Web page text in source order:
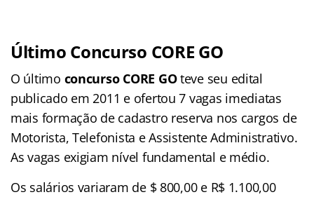
Último Concurso CORE GO
O último concurso CORE GOteve seu edital
publicado em 2011 e ofertou 7 vagas imediatas
mais formação de cadastro reserva nos cargos de
Motorista, Telefonista e Assistente Administrativo.
As vagas exigiam nível fundamental e médio.
Os salários variaram de $ 800,00 e R$ 1.100,00